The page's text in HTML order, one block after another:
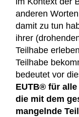
anderen
damit zu tun
ihrer
Teilhabe
Teilhabe
bedeutet vor
EUTB® für
die mit dem
mangelnde